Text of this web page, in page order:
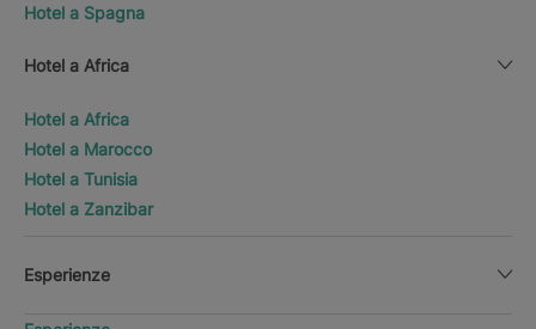
Hotel a Spagna
Hotel a Africa
Hotel a Africa
Hotel a Marocco
Hotel a Tunisia
Hotel a Zanzibar
Esperienze